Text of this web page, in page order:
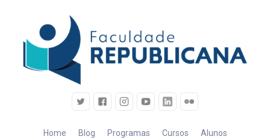
Home Blog Programas Cursos
Alunos